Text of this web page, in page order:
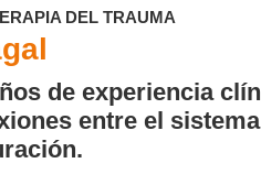
DEL TRAUMA
de experiencia
entre el